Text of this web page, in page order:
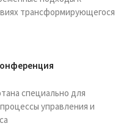
трансформирующегося
специально для
управления и